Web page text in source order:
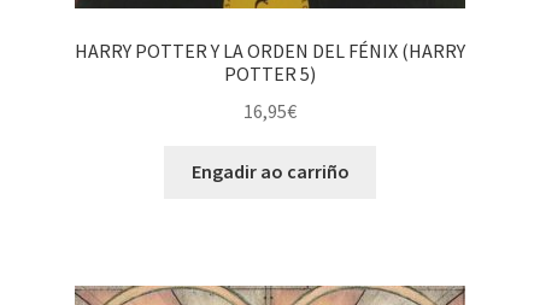
HARRY POTTER Y LA ORDEN DEL FÉNIX (HARRY
POTTER 5)
16,95€
Engadir ao carriño